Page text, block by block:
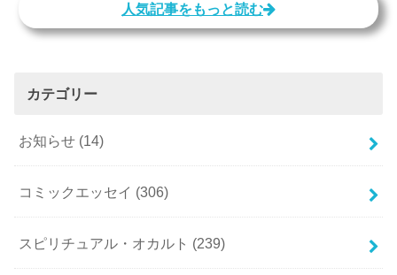
人気記事をもっと読む
カテゴリー
お知らせ (14)
コミックエッセイ (306)
スピリチュアル・オカルト (239)